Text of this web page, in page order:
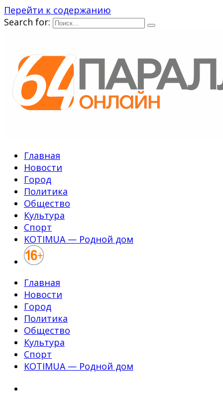
Перейти к содержанию
Search for:
Главная
Новости
Город
Политика
Общество
Культура
Спорт
KOTIMUA — Родной дом
Главная
Новости
Город
Политика
Общество
Культура
Спорт
KOTIMUA — Родной дом